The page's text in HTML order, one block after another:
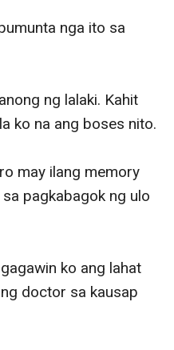
nga ito sa
ng lalaki. Kahit
ko na ang boses nito.
may ilang memory
sa pagkabagok ng ulo
ko ang lahat
doctor sa kausap